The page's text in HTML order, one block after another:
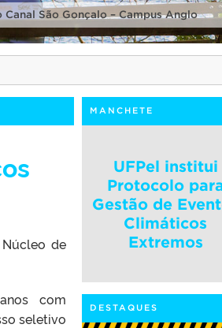
São Gonçalo – Campus Anglo
de
com
seletivo
MANCHETE
UFPel institui
Protocolo
Gestão de
Climáticos
Extremos
DESTAQUES